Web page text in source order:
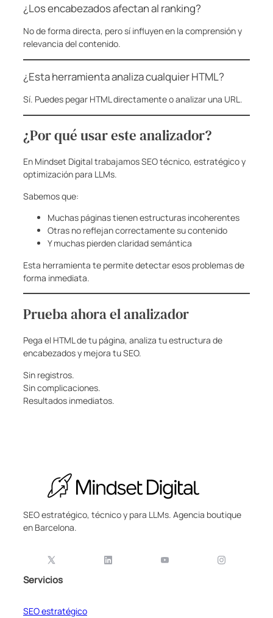
¿Los encabezados afectan al ranking?
No de forma directa, pero sí influyen en la comprensión y
relevancia del contenido.
¿Esta herramienta analiza cualquier HTML?
Sí. Puedes pegar HTML directamente o analizar una URL.
¿Por qué usar este analizador?
En Mindset Digital trabajamos SEO técnico, estratégico y
optimización para LLMs.
Sabemos que:
Muchas páginas tienen estructuras incoherentes
Otras no reflejan correctamente su contenido
Y muchas pierden claridad semántica
Esta herramienta te permite detectar esos problemas de
forma inmediata.
Prueba ahora el analizador
Pega el HTML de tu página, analiza tu estructura de
encabezados y mejora tu SEO.
Sin registros.
Sin complicaciones.
Resultados inmediatos.
SEO estratégico, técnico y para LLMs. Agencia boutique
en Barcelona.
Servicios
SEO estratégico